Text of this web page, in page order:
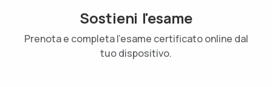
Sostieni l'esame
Prenota e completa l'esame certificato online dal
tuo dispositivo.